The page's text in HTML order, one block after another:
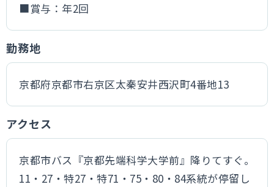
■賞与：年2回
勤務地
京都府京都市右京区太秦安井西沢町4番地13
アクセス
京都市バス『京都先端科学大学前』降りてすぐ。
11・27・特27・特71・75・80・84系統が停留し